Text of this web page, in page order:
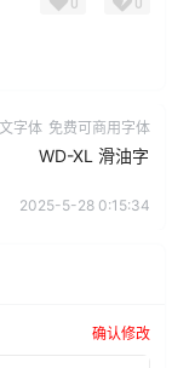
字体 免费可商用字体
WD-XL 滑油字
2025-5-28 0:15:34
确认修改